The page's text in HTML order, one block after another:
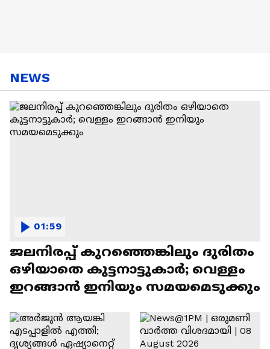
NEWS
ജലനിരപ്പ് കുറഞ്ഞെങ്കിലും ദുരിതം
ഒഴിയാതെ കുട്ടനാട്ടുകാര്‍; വെള്ളം
ഇറങ്ങാൻ ഇനിയും സമയമെടുക്കും
01:59